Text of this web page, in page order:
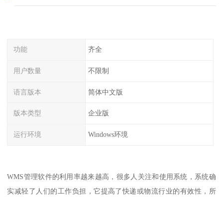
功能 齐全
用户数量 不限制
语言版本 简体中文版
版本类型 企业版
运行环境 Windows环境
WMS管理软件的利用率越来越高，很多人关注和使用系统，系统确
实减轻了人们的工作负担，它提高了快递或物流行业的有效性，所